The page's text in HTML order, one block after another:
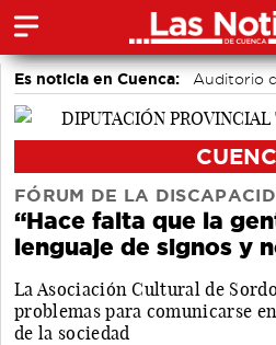
Es noticia en Cuenca: Auditorio
FÓRUM DE LA
“Hace falta que la
lenguaje de signos y
La Asociación Cultural de
problemas para comunicarse
de la sociedad